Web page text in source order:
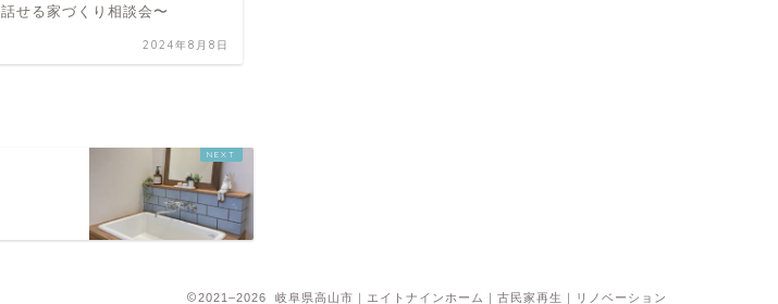
話せる家づくり相談会〜
2024年8月8日
2021–2026 岐阜県高山市｜エイトナインホーム｜古民家再生｜リノベーション